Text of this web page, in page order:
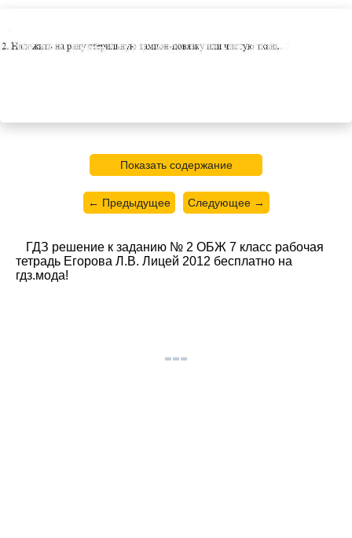
Показать содержание
← Предыдущее Следующее →
ГДЗ решение к заданию № 2 ОБЖ 7 класс рабочая
тетрадь Егорова Л.В. Лицей 2012 бесплатно на
гдз.мода!